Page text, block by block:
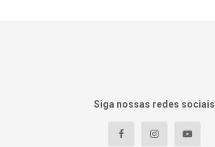
Siga nossas redes sociais